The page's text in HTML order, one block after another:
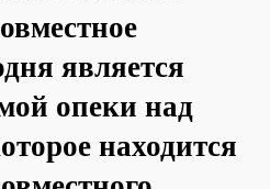
является
опеки над
находится